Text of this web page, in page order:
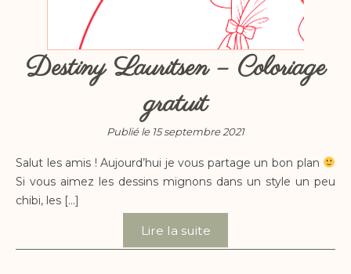
Destiny Lauritsen – Coloriage
gratuit
Publié le 15 septembre 2021
Salut les amis ! Aujourd’hui je vous partage un bon plan
Si vous aimez les dessins mignons dans un style un peu
chibi, les […]
Lire la suite